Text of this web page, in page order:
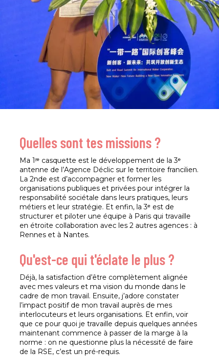
Quelles sont tes missions ?
Ma 1ʳᵉ casquette est le développement de la 3ᵉ
antenne de l’Agence Déclic sur le territoire francilien.
La 2nde est d’accompagner et former les
organisations publiques et privées pour intégrer la
responsabilité sociétale dans leurs pratiques, leurs
métiers et leur stratégie. Et enfin, la 3ᵉ est de
structurer et piloter une équipe à Paris qui travaille
en étroite collaboration avec les 2 autres agences : à
Rennes et à Nantes.
Qu'est-ce qui t'éclate le plus ?
Déjà, la satisfaction d’être complètement alignée
avec mes valeurs et ma vision du monde dans le
cadre de mon travail. Ensuite, j’adore constater
l’impact positif de mon travail auprès de mes
interlocuteurs et leurs organisations. Et enfin, voir
que ce pour quoi je travaille depuis quelques années
maintenant commence à passer de la marge à la
norme : on ne questionne plus la nécessité de faire
de la RSE, c’est un pré-requis.